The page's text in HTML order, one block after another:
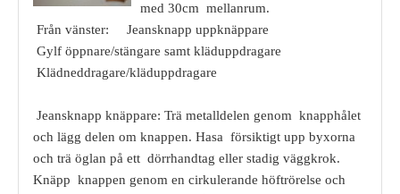
med 30cm mellanrum.
Från vänster: Jeansknapp uppknäppare
Gylf öppnare/stängare samt kläduppdragare
Klädneddragare/kläduppdragare
Jeansknapp knäppare: Trä metalldelen genom knapphålet
och lägg delen om knappen. Hasa försiktigt upp byxorna
och trä öglan på ett dörrhandtag eller stadig väggkrok.
Knäpp knappen genom en cirkulerande höftrörelse och